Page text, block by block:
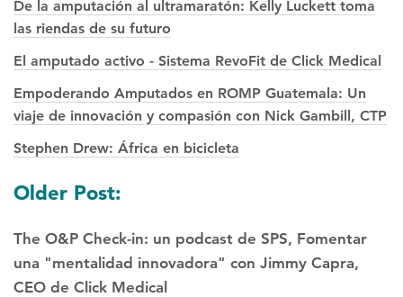
De la amputación al ultramaratón: Kelly Luckett toma
las riendas de su futuro
El amputado activo - Sistema RevoFit de Click Medical
Empoderando Amputados en ROMP Guatemala: Un
viaje de innovación y compasión con Nick Gambill, CTP
Stephen Drew: África en bicicleta
Posts
navegación
Older Post:
The O&P Check-in: un podcast de SPS, Fomentar
una "mentalidad innovadora" con Jimmy Capra,
CEO de Click Medical